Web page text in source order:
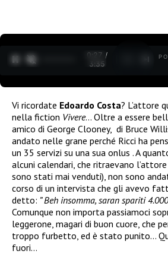
0:28 /
3:35
Vi ricordate Edoardo Costa? L’attore
nella fiction Vivere… Oltre a essere
amico di George Clooney, di Bruce
andato nelle grane perché Ricci ha
un 35 servizi su una sua onlus . A
alcuni calendari, che ritraevano
sono stati mai venduti), non sono
corso di un intervista che gli avevo
detto: ” Beh insomma, saran spariti
Comunque non importa passiamoci
leggerone, magari di buon cuore, che
troppo furbetto, ed è stato punito…
fuori…